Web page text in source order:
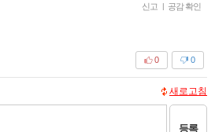
신고 | 공감 확인
0
0
새로고침
등록